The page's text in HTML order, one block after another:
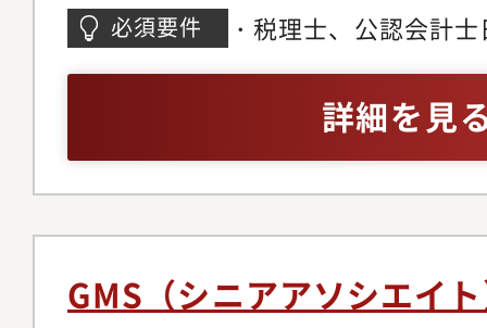
家のサポートが必須
な税務に係るアドバ
正な租税計画の策案
内の税務問題に留ま
務・会計監査・国際
と経験が必要です。
M&A・事業再編等に
事労務に係る各種DD
必須要件
・税理士、公認会計
ンサルティング、国
に関する実務経験
詳細を見
GMS（シニアアソシエイ